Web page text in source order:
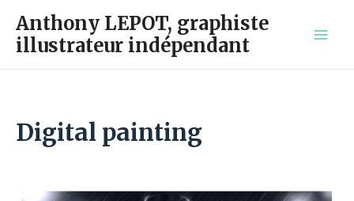
contenu
Anthony LEPOT, graphiste
illustrateur indépendant
Digital painting